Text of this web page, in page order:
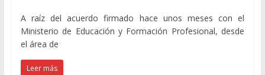
A raíz del acuerdo firmado hace unos meses con el
Ministerio de Educación y Formación Profesional, desde
el área de
Leer más